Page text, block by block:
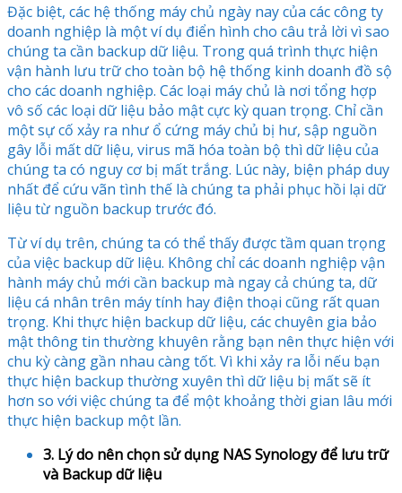
Đặc biệt, các hệ thống máy chủ ngày nay của các công ty
doanh nghiệp là một ví dụ điển hình cho câu trả lời vì sao
chúng ta cần backup dữ liệu. Trong quá trình thực hiện
vận hành lưu trữ cho toàn bộ hệ thống kinh doanh đồ sộ
cho các doanh nghiệp. Các loại máy chủ là nơi tổng hợp
vô số các loại dữ liệu bảo mật cực kỳ quan trọng. Chỉ cần
một sự cố xảy ra như ổ cứng máy chủ bị hư, sập nguồn
gây lỗi mất dữ liệu, virus mã hóa toàn bộ thì dữ liệu của
chúng ta có nguy cơ bị mất trắng. Lúc này, biện pháp duy
nhất để cứu vãn tình thế là chúng ta phải phục hồi lại dữ
liệu từ nguồn backup trước đó.
Từ ví dụ trên, chúng ta có thể thấy được tầm quan trọng
của việc backup dữ liệu. Không chỉ các doanh nghiệp vận
hành máy chủ mới cần backup mà ngay cả chúng ta, dữ
liệu cá nhân trên máy tính hay điện thoại cũng rất quan
trọng. Khi thực hiện backup dữ liệu, các chuyên gia bảo
mật thông tin thường khuyên rằng bạn nên thực hiện với
chu kỳ càng gần nhau càng tốt. Vì khi xảy ra lỗi nếu bạn
thực hiện backup thường xuyên thì dữ liệu bị mất sẽ ít
hơn so với việc chúng ta để một khoảng thời gian lâu mới
thực hiện backup một lần.
3. Lý do nên chọn sử dụng NAS Synology để lưu trữ
và Backup dữ liệu